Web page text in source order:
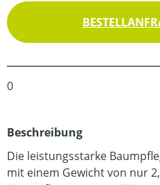
0
Beschreibung
Die leistungsstarke
mit einem Gewicht von nur